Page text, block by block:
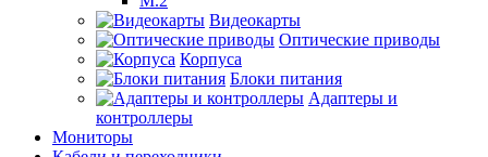
Видеокарты
Оптические приводы
Корпуса
Блоки питания
Адаптеры и
контроллеры
Мониторы